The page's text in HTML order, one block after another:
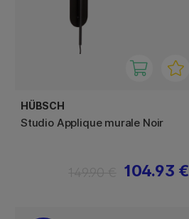
HÜBSCH
Studio Applique murale Noir
104.93 €